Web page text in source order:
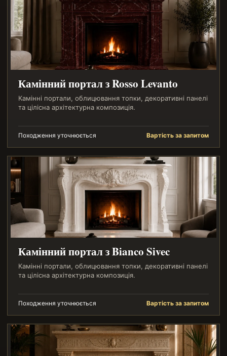
Камінний портал з Rosso Levanto
Камінні портали, облицювання топки, декоративні панелі
та цілісна архітектурна композиція.
Походження уточнюється Вартість за запитом
Камінний портал з Bianco Sivec
Камінні портали, облицювання топки, декоративні панелі
та цілісна архітектурна композиція.
Походження уточнюється Вартість за запитом